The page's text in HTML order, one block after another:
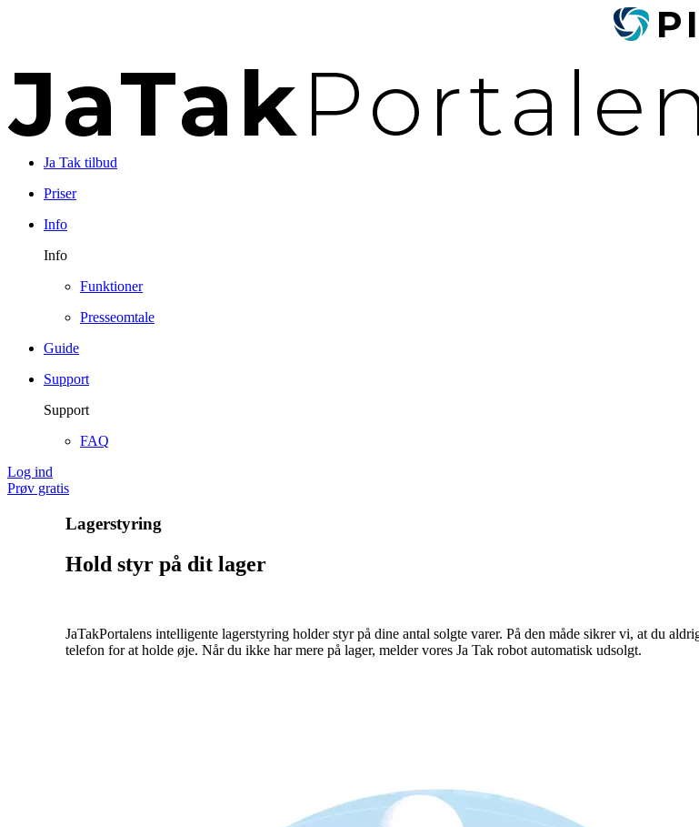
Ja Tak tilbud
Priser
Info
Info
Funktioner
Presseomtale
Guide
Support
Support
FAQ
Log ind
Prøv gratis
Lagerstyring
Hold styr på dit lager
JaTakPortalens intelligente lagerstyring holder styr på dine antal solgte varer. På den måde sikrer vi, at du
telefon for at holde øje. Når du ikke har mere på lager, melder vores Ja Tak robot automatisk udsolgt.